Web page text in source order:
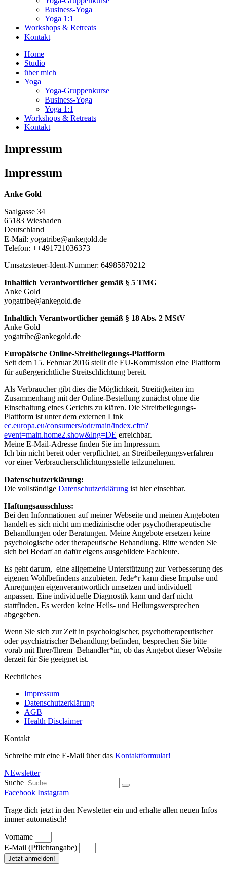
Business-Yoga
Yoga 1:1
Workshops & Retreats
Kontakt
Home
Studio
über mich
Yoga
Yoga-Gruppenkurse
Business-Yoga
Yoga 1:1
Workshops & Retreats
Kontakt
Impressum
Impressum
Anke Gold
Saalgasse 34
65183 Wiesbaden
Deutschland
E-Mail: yogatribe@ankegold.de
Telefon: ++491721036373
Umsatzsteuer-Ident-Nummer: 64985870212
Inhaltlich Verantwortlicher gemäß § 5 TMG
Anke Gold
yogatribe@ankegold.de
Inhaltlich Verantwortlicher gemäß § 18 Abs. 2 MStV
Anke Gold
yogatribe@ankegold.de
Europäische Online-Streitbeilegungs-Plattform
Seit dem 15. Februar 2016 stellt die EU-Kommission eine Plattform
für außergerichtliche Streitschlichtung bereit.
Als Verbraucher gibt dies die Möglichkeit, Streitigkeiten im
Zusammenhang mit der Online-Bestellung zunächst ohne die
Einschaltung eines Gerichts zu klären. Die Streitbeilegungs-
Plattform ist unter dem externen Link
ec.europa.eu/consumers/odr/main/index.cfm?
event=main.home2.show&lng=DE erreichbar.
Meine E-Mail-Adresse finden Sie im Impressum.
Ich bin nicht bereit oder verpflichtet, an Streitbeilegungsverfahren
vor einer Verbraucherschlichtungsstelle teilzunehmen.
Datenschutzerklärung:
Die vollständige Datenschutzerklärung ist hier einsehbar.
Haftungsausschluss:
Bei den Informationen auf meiner Webseite und meinen Angeboten
handelt es sich nicht um medizinische oder psychotherapeutische
Behandlungen oder Beratungen. Meine Angebote ersetzen keine
psychologische oder therapeutische Behandlung. Bitte wenden Sie
sich bei Bedarf an dafür eigens ausgebildete Fachleute.
Es geht darum, eine allgemeine Unterstützung zur Verbesserung des
eigenen Wohlbefindens anzubieten. Jede*r kann diese Impulse und
Anregungen eigenverantwortlich umsetzen und individuell
anpassen. Eine individuelle Diagnostik kann und darf nicht
stattfinden. Es werden keine Heils- und Heilungsversprechen
abgegeben.
Wenn Sie sich zur Zeit in psychologischer, psychotherapeutischer
oder psychiatrischer Behandlung befinden, besprechen Sie bitte
vorab mit Ihrer/Ihrem Behandler*in, ob das Angebot dieser Website
derzeit für Sie geeignet ist.
Rechtliches
Impressum
Datenschutzerklärung
AGB
Health Disclaimer
Kontakt
Schreibe mir eine E-Mail über das Kontaktformular!
NEwsletter
Suche
Facebook Instagram
Trage dich jetzt in den Newsletter ein und erhalte allen neuen Infos
immer automatisch!
Vorname
E-Mail (Pflichtangabe)
Jetzt anmelden!